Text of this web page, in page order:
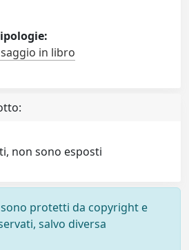
in libro
non sono esposti
protetti da copyright e
salvo diversa